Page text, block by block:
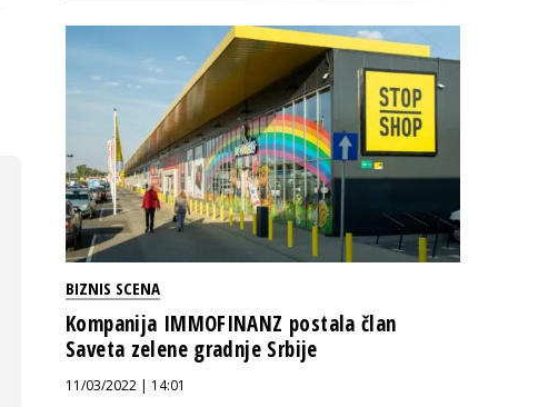
BIZNIS SCENA
Kompanija IMMOFINANZ postala član
Saveta zelene gradnje Srbije
11/03/2022 | 14:01